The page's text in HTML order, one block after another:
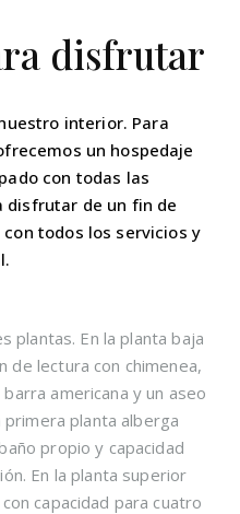
disfrutar
interior. Para
un hospedaje
con todas las
disfrutar de un fin de
todos los servicios y
plantas. En la planta baja
de lectura con chimenea,
americana y un aseo
planta alberga
propio y capacidad
En la planta superior
capacidad para cuatro